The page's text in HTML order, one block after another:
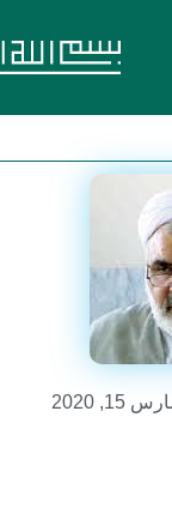
15, 2020